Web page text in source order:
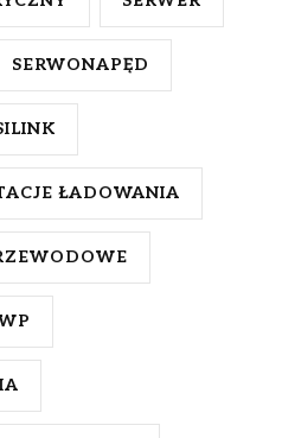
SERWONAPĘD
ŁADOWANIA